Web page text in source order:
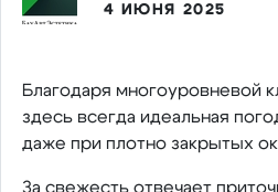
4 ИЮНЯ 2025
Благодаря многоуровневой
здесь всегда идеальная
даже при плотно закрытых
За свежесть отвечает